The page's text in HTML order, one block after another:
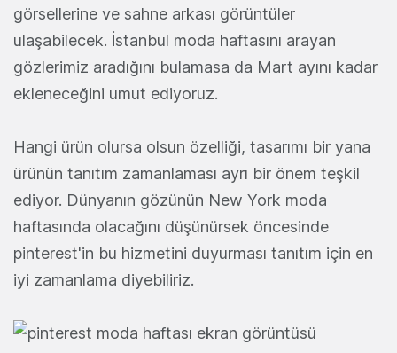
görsellerine ve sahne arkası görüntüler
ulaşabilecek. İstanbul moda haftasını arayan
gözlerimiz aradığını bulamasa da Mart ayını kadar
ekleneceğini umut ediyoruz.
Hangi ürün olursa olsun özelliği, tasarımı bir yana
ürünün tanıtım zamanlaması ayrı bir önem teşkil
ediyor. Dünyanın gözünün New York moda
haftasında olacağını düşünürsek öncesinde
pinterest'in bu hizmetini duyurması tanıtım için en
iyi zamanlama diyebiliriz.